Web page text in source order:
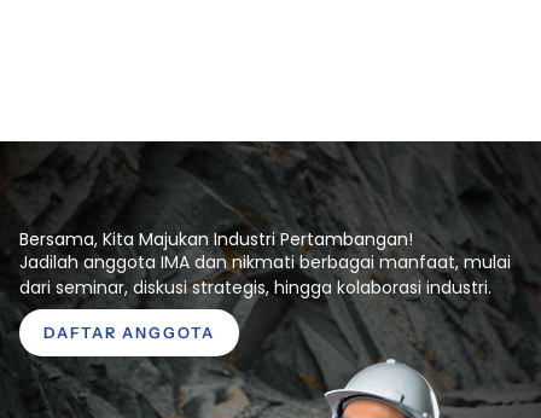
Bersama, Kita Majukan Industri Pertambangan!
Jadilah anggota IMA dan nikmati berbagai manfaat, mulai
dari seminar, diskusi strategis, hingga kolaborasi industri.
DAFTAR ANGGOTA